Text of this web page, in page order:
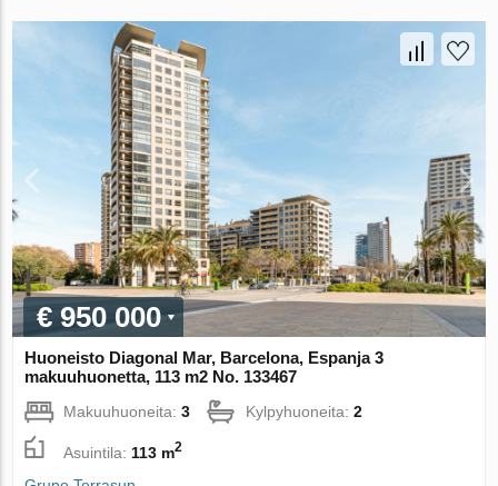
€ 950 000
Huoneisto Diagonal Mar, Barcelona, Espanja 3
makuuhuonetta, 113 m2 No. 133467
Makuuhuoneita:3 Kylpyhuoneita:2
Asuintila: 113 m2